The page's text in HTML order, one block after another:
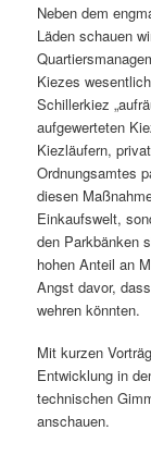
Neben dem
Läden schauen
Kiezes
Schillerkiez
aufgewerteten
Kiezläufern,
Ordnungsamtes
diesen
Einkaufswelt,
den Parkbänken
hohen Anteil an
Angst davor,
wehren könnten.
Mit kurzen
Entwicklung in
technischen
anschauen.